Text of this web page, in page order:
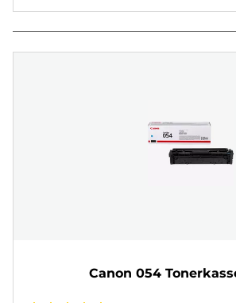
Canon 054